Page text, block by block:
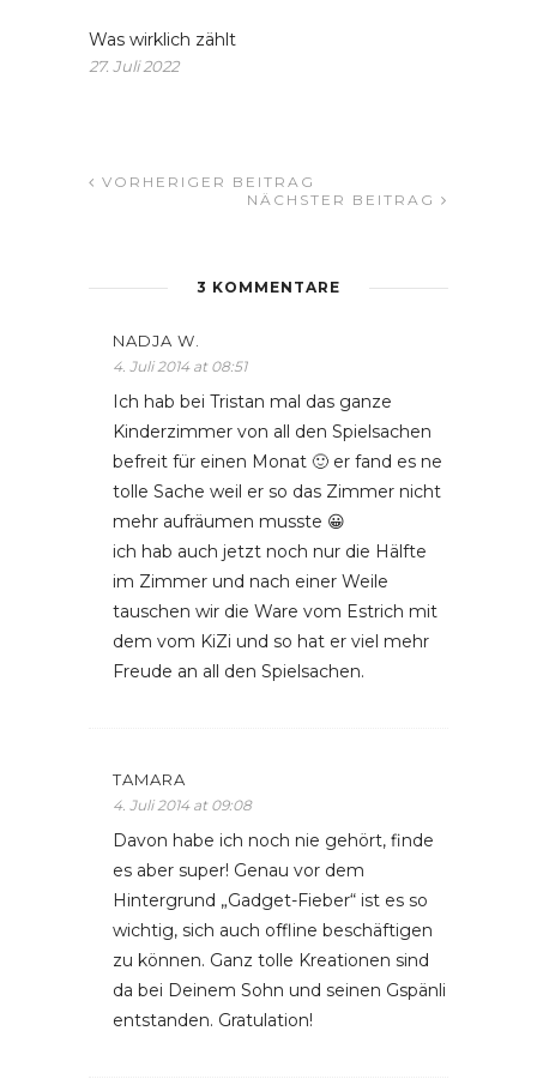
Was wirklich zählt
27. Juli 2022
VORHERIGER BEITRAG
NÄCHSTER BEITRAG
3 KOMMENTARE
NADJA W.
4. Juli 2014 at 08:51
Ich hab bei Tristan mal das ganze
Kinderzimmer von all den Spielsachen
befreit für einen Monat 🙂 er fand es ne
tolle Sache weil er so das Zimmer nicht
mehr aufräumen musste 😀
ich hab auch jetzt noch nur die Hälfte
im Zimmer und nach einer Weile
tauschen wir die Ware vom Estrich mit
dem vom KiZi und so hat er viel mehr
Freude an all den Spielsachen.
TAMARA
4. Juli 2014 at 09:08
Davon habe ich noch nie gehört, finde
es aber super! Genau vor dem
Hintergrund „Gadget-Fieber“ ist es so
wichtig, sich auch offline beschäftigen
zu können. Ganz tolle Kreationen sind
da bei Deinem Sohn und seinen Gspänli
entstanden. Gratulation!